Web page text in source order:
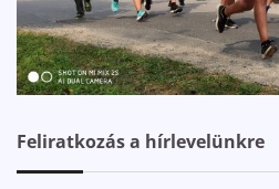
Feliratkozás a hírlevelünkre